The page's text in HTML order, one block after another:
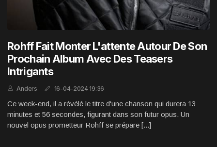
Rohff Fait Monter L'attente Autour De Son
Prochain Album Avec Des Teasers
Intrigants
Anders 16-04-2024 19:36
Ce week-end, il a révélé le titre d'une chanson qui durera 13
minutes et 56 secondes, figurant dans son futur opus. Un
nouvel opus prometteur Rohff se prépare [...]